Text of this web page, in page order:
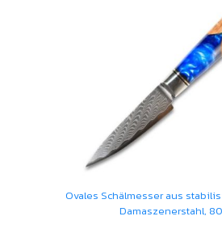
Ovales Schälmesser aus
Damaszenerstahl,